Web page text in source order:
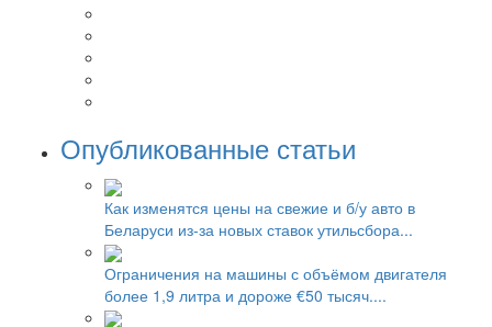
Опубликованные статьи
Как изменятся цены на свежие и б/у авто в
Беларуси из-за новых ставок утильсбора...
Ограничения на машины с объёмом двигателя
более 1,9 литра и дороже €50 тысяч....